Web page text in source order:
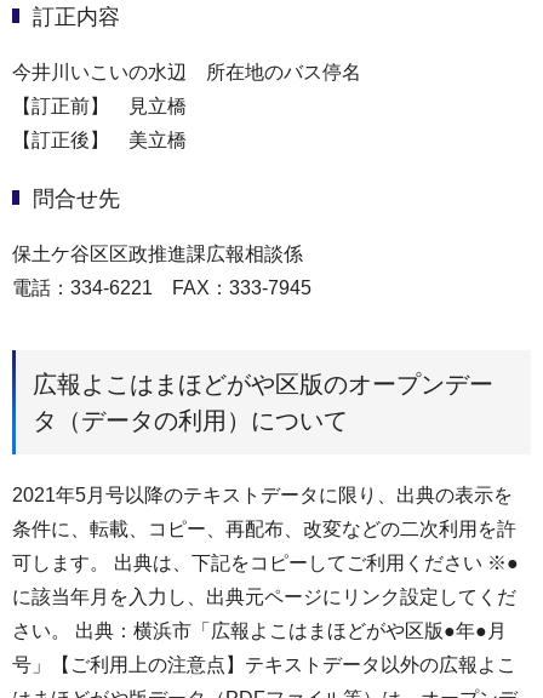
訂正内容
今井川いこいの水辺 所在地のバス停名
【訂正前】 見立橋
【訂正後】 美立橋
問合せ先
保土ケ谷区区政推進課広報相談係
電話：334-6221 FAX：333-7945
広報よこはまほどがや区版のオープンデー
タ（データの利用）について
2021年5月号以降のテキストデータに限り、出典の表示を
条件に、転載、コピー、再配布、改変などの二次利用を許
可します。 出典は、下記をコピーしてご利用ください ※●
に該当年月を入力し、出典元ページにリンク設定してくだ
さい。 出典：横浜市「広報よこはまほどがや区版●年●月
号」【ご利用上の注意点】テキストデータ以外の広報よこ